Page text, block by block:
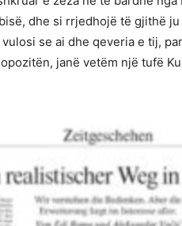
dhe si rrjedhojë të gjithë
se ai dhe qeveria e tij,
janë vetëm një tufë